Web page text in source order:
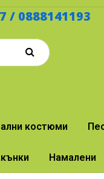
/ 0888141193
костюми
Намалени